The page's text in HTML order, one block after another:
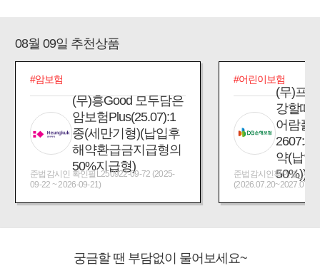
08월 09일 추천상품
#암보험
(무)흥Good 모두담은
암보험Plus(25.07):1
종(세만기형)(납입후
해약환급금지급형의
50%지급형)
준법감시인 확인필L250922-09-72 (2025-
09-22 ~ 2026-09-21)
#어린이보험
(무)프
강할때
어람플
2607:
약(납입
50%))
준법감시인확인필_제
궁금할 땐 부담없이 물어보세요~